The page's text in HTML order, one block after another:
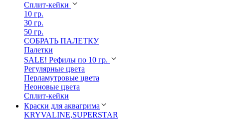
Сплит-кейки
10 гр.
30 гр.
50 гр.
СОБРАТЬ ПАЛЕТКУ
Палетки
SALE! Рефилы по 10 гр.
Регулярные цвета
Перламутровые цвета
Неоновые цвета
Сплит-кейки
Краски для аквагрима
KRYVALINE,SUPERSTAR